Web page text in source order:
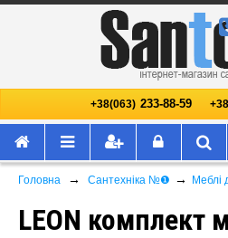
+38(063) 233-88-59
Головна → Сантехніка №❶ → Меблі
LEON комплект